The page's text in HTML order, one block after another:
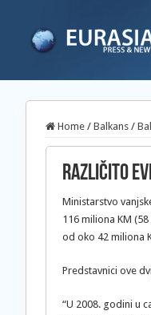
Home / Balkans /
Različito
Ministarstvo
116 miliona KM
od oko 42 miliona
Predstavnici ove
“U 2008. godini u